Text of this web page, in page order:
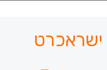
ישראכרט